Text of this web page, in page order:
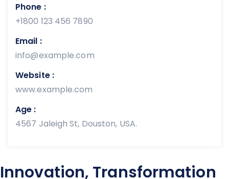
Phone :
+1800 123 456 7890
Email :
info@example.com
Website :
www.example.com
Age :
4567 Jaleigh St, Douston, USA.
Innovation, Transformation